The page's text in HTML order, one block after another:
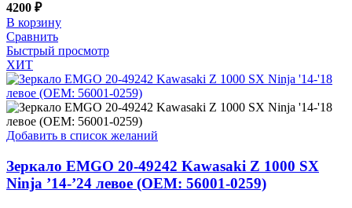
4200 ₽
В корзину
Сравнить
Быстрый просмотр
ХИТ
Добавить в список желаний
Зеркало EMGO 20-49242 Kawasaki Z 1000 SX
Ninja ’14-’24 левое (OEM: 56001-0259)